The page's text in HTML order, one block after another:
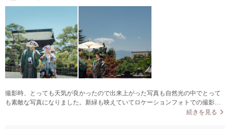
撮影時、とっても天気が良かったので出来上がった写真も自然光の中でとって
も素敵な写真になりました。新緑も映えていてロケーションフォトでの撮影に
続きを見る